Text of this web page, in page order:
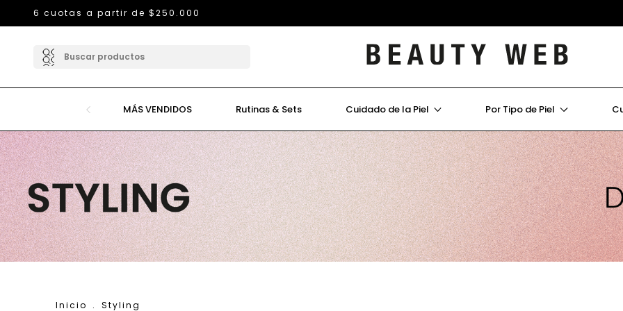
MÁS VENDIDOS Rutinas & Sets Cuidado de la Piel Por Tipo de Piel
Inicio . Styling